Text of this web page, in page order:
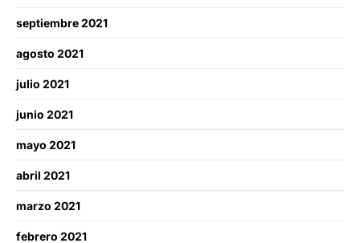
septiembre 2021
agosto 2021
julio 2021
junio 2021
mayo 2021
abril 2021
marzo 2021
febrero 2021